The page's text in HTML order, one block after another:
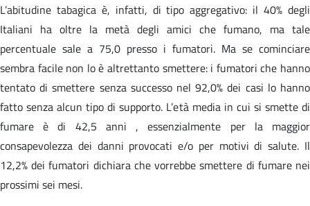
L’abitudine tabagica è, infatti, di tipo aggregativo: il 40% degli
Italiani ha oltre la metà degli amici che fumano, ma tale
percentuale sale a 75,0 presso i fumatori. Ma se cominciare
sembra facile non lo è altrettanto smettere: i fumatori che hanno
tentato di smettere senza successo nel 92,0% dei casi lo hanno
fatto senza alcun tipo di supporto. L’età media in cui si smette di
fumare è di 42,5 anni , essenzialmente per la maggior
consapevolezza dei danni provocati e/o per motivi di salute. Il
12,2% dei fumatori dichiara che vorrebbe smettere di fumare nei
prossimi sei mesi.